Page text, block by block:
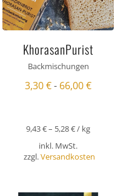
KhorasanPurist
Backmischungen
3,30€- 66,00€
9,43€– 5,28€/ kg
inkl. MwSt.
zzgl.Versandkosten